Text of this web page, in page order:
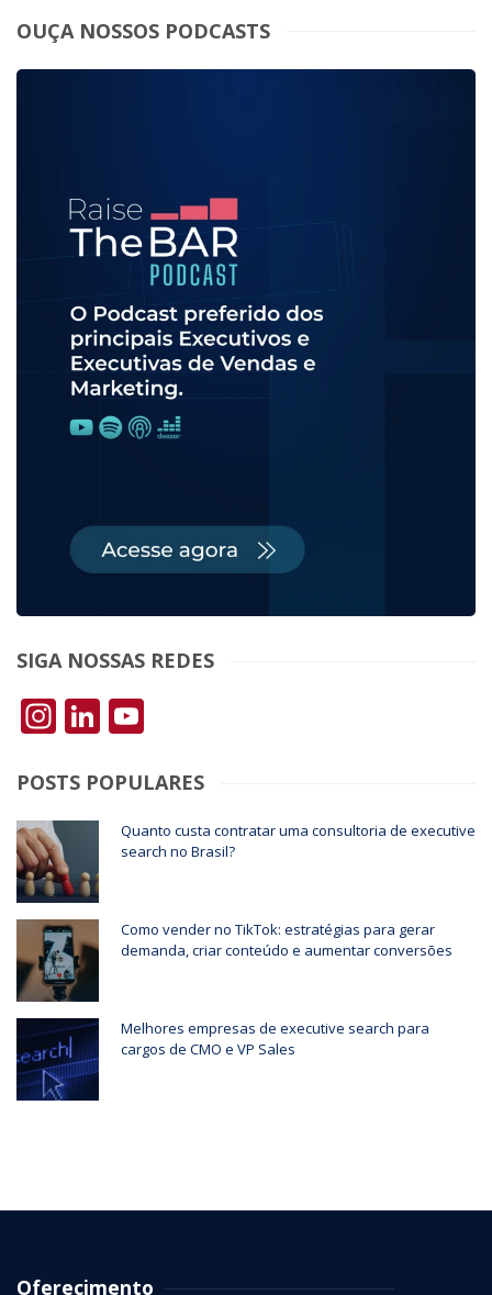
OUÇA NOSSOS PODCASTS
SIGA NOSSAS REDES
Instagram
LinkedIn
POSTS POPULARES
Quanto custa contratar uma consultoria de executive
search no Brasil?
Como vender no TikTok: estratégias para gerar
demanda, criar conteúdo e aumentar conversões
Melhores empresas de executive search para
cargos de CMO e VP Sales
Oferecimento